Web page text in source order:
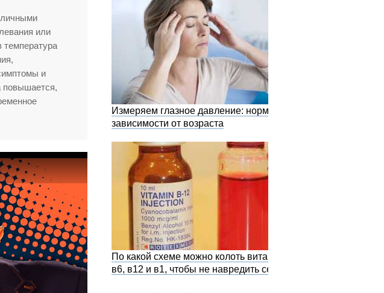
или
температура
и
повышается,
Измеряем глазное давление: норма в
зависимости от возраста
По какой схеме можно колоть витамины
в6, в12 и в1, чтобы не навредить себе?